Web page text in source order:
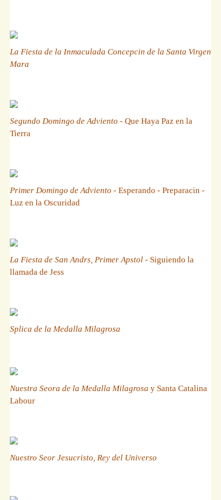
La Fiesta de la Inmaculada Concepcin de la Santa Virgen
Mara
Segundo Domingo de Adviento - Que Haya Paz en la
Tierra
Primer Domingo de Adviento - Esperando - Preparacin -
Luz en la Oscuridad
La Fiesta de San Andrs, Primer Apstol - Siguiendo la
llamada de Jess
Splica de la Medalla Milagrosa
Nuestra Seora de la Medalla Milagrosa y Santa Catalina
Labour
Nuestro Seor Jesucristo, Rey del Universo